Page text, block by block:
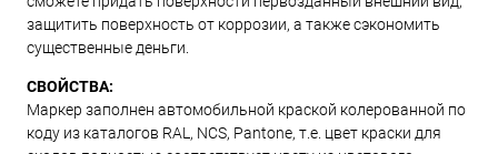
защитить поверхность от коррозии, а также сэкономить
существенные деньги.
СВОЙСТВА:
Маркер заполнен автомобильной краской колерованной по
коду из каталогов RAL, NCS, Pantone, т.е. цвет краски для